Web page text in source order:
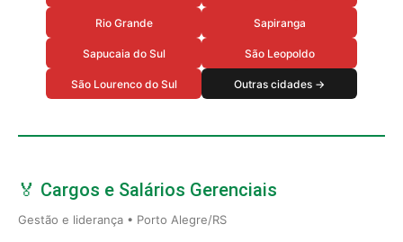
Rio Grande Sapiranga
Sapucaia do Sul São Leopoldo
São Lourenco do Sul Outras cidades →
🏅 Cargos e Salários Gerenciais
Gestão e liderança • Porto Alegre/RS